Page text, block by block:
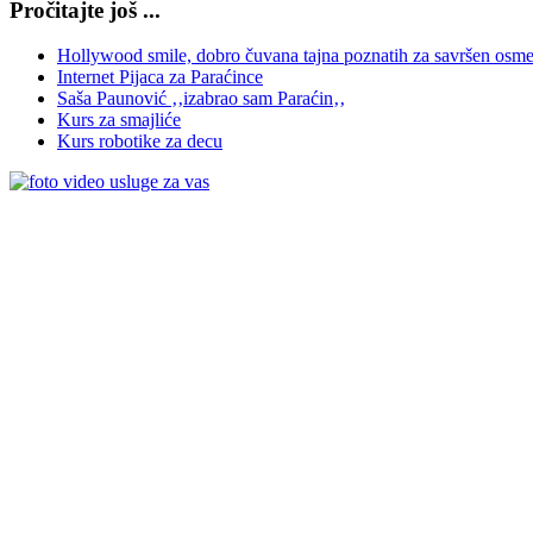
Pročitajte još ...
Hollywood smile, dobro čuvana tajna poznatih za savršen
Internet Pijaca za Paraćince
Saša Paunović ‚‚izabrao sam Paraćin‚‚
Kurs za smajliće
Kurs robotike za decu